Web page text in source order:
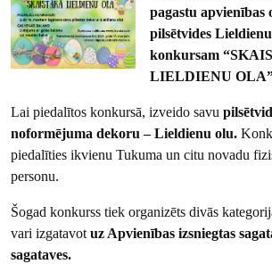
pagastu apvienības
pilsētvides
konkursam
LIELDIENU
Lai piedalītos konkursā, izveido savu
noformējuma dekoru – Lieldienu olu.
piedalīties ikvienu Tukuma un citu novadu
personu.
Šogad konkurss tiek organizēts divās
vari izgatavotuz Apvienības izsniegtas
sagataves.